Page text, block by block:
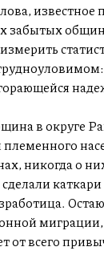
известное
забытых
в округе
племенного
никогда о
от всего